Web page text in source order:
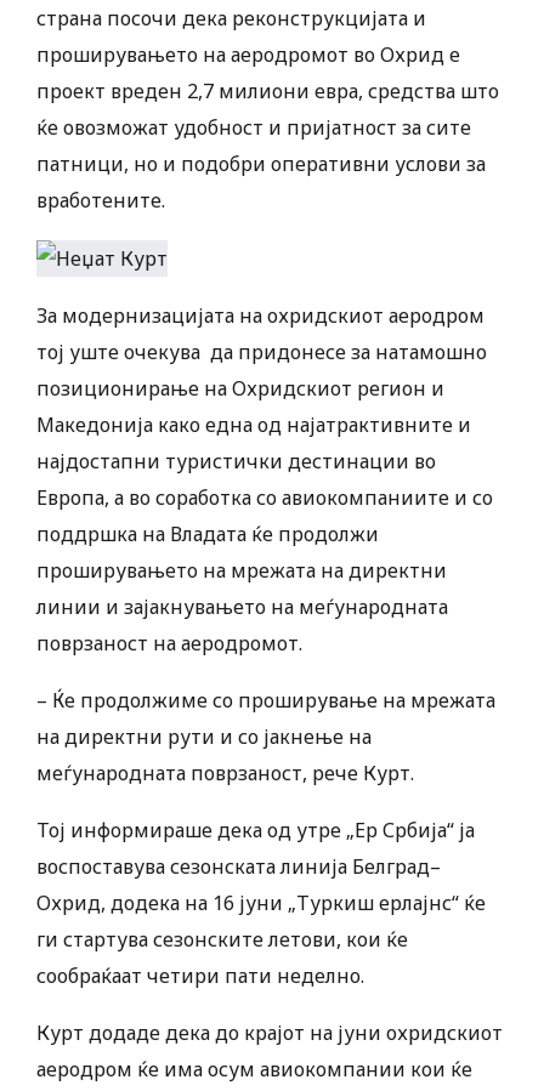
страна посочи дека реконструкцијата и
проширувањето на аеродромот во Охрид е
проект вреден 2,7 милиони евра, средства што
ќе овозможат удобност и пријатност за сите
патници, но и подобри оперативни услови за
вработените.
За модернизацијата на охридскиот аеродром
тој уште очекува да придонесе за натамошно
позиционирање на Охридскиот регион и
Македонија како една од најатрактивните и
најдостапни туристички дестинации во
Европа, а во соработка со авиокомпаниите и со
поддршка на Владата ќе продолжи
проширувањето на мрежата на директни
линии и зајакнувањето на меѓународната
поврзаност на аеродромот.
– Ќе продолжиме со проширување на мрежата
на директни рути и со јакнење на
меѓународната поврзаност, рече Курт.
Тој информираше дека од утре „Ер Србија“ ја
воспоставува сезонската линија Белград–
Охрид, додека на 16 јуни „Туркиш ерлајнс“ ќе
ги стартува сезонските летови, кои ќе
сообраќаат четири пати неделно.
Курт додаде дека до крајот на јуни охридскиот
аеродром ќе има осум авиокомпании кои ќе